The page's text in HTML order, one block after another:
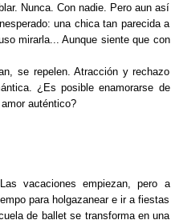
Nunca. Con nadie. Pero aun así
una chica tan parecida a
mirarla... Aunque siente que con
se repelen. Atracción y rechazo
¿Es posible enamorarse de
auténtico?
vacaciones empiezan, pero a
para holgazanear e ir a fiestas
de ballet se transforma en una